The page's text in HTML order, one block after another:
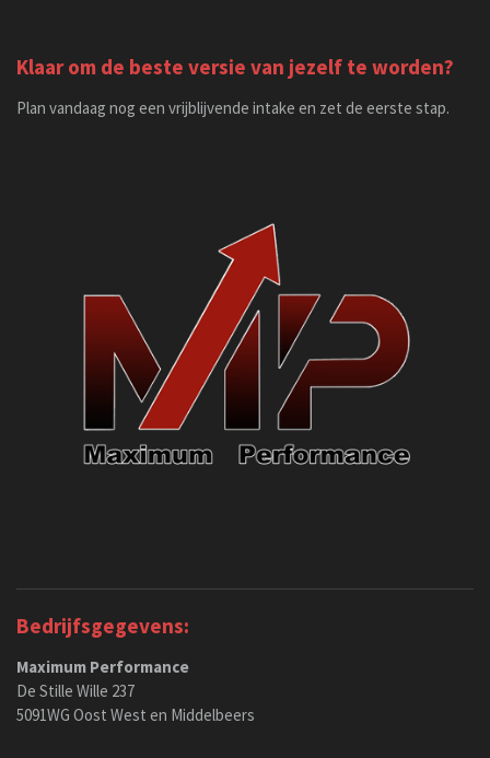
Klaar om de beste versie van jezelf te worden?
Plan vandaag nog een vrijblijvende intake en zet de eerste stap.
Bedrijfsgegevens:
Maximum Performance
De Stille Wille 237
5091WG Oost West en Middelbeers